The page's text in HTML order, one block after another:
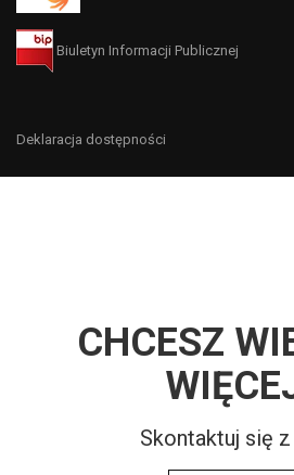
Biuletyn Informacji Publicznej
Deklaracja dostępności
CHCESZ
Skontaktuj się